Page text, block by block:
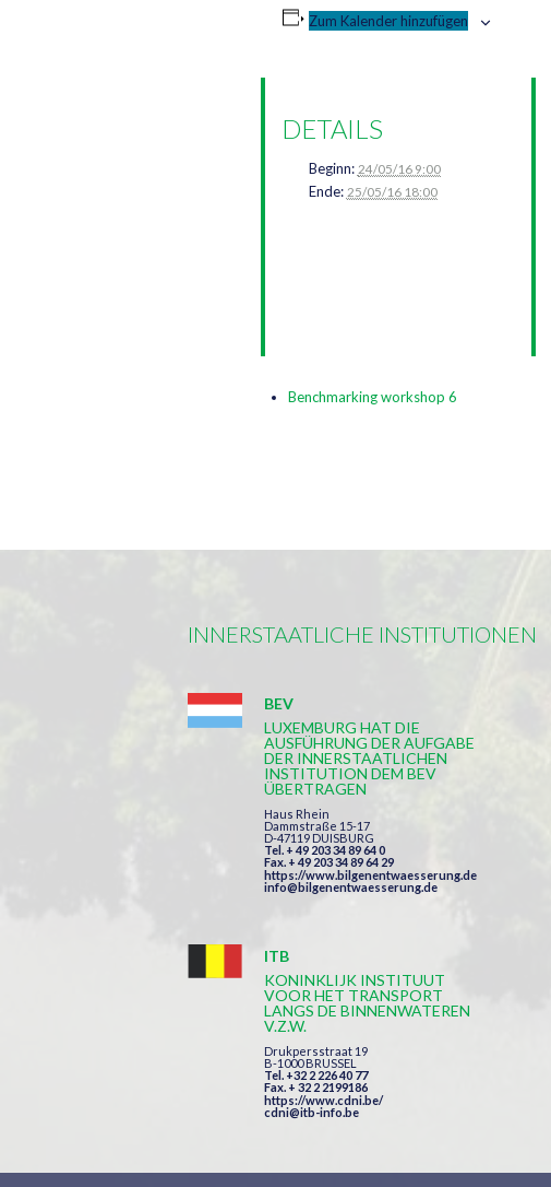
Zum Kalender hinzufügen
DETAILS
Beginn: 24/05/16 9:00
Ende: 25/05/16 18:00
Benchmarking workshop 6
INNERSTAATLICHE INSTITUTIONEN
BEV
LUXEMBURG HAT DIE
AUSFÜHRUNG DER AUFGABE
DER INNERSTAATLICHEN
INSTITUTION DEM BEV
ÜBERTRAGEN
Haus Rhein
Dammstraße 15-17
D-47119 DUISBURG
Tel. + 49 203 34 89 64 0
Fax. + 49 203 34 89 64 29
https://www.bilgenentwaesserung.de
info@bilgenentwaesserung.de
ITB
KONINKLIJK INSTITUUT
VOOR HET TRANSPORT
LANGS DE BINNENWATEREN
V.Z.W.
Drukpersstraat 19
B-1000 BRUSSEL
Tel. +32 2 226 40 77
Fax. + 32 2 2199186
https://www.cdni.be/
cdni@itb-info.be